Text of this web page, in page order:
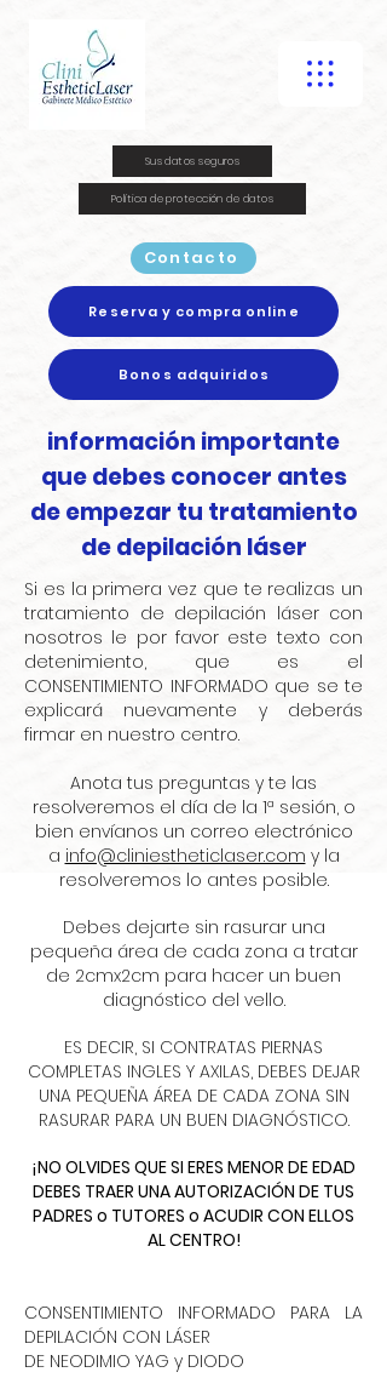
Contacto
Sus datos seguros
Política de protección de datos
Reserva y compra online
Bonos adquiridos
información importante
que debes conocer antes
de empezar tu tratamiento
de depilación láser
Si es la primera vez que te realizas un
tratamiento de depilación láser con
nosotros le por favor este texto con
detenimiento, que es el
CONSENTIMIENTO INFORMADO que se te
explicará nuevamente y deberás
firmar en nuestro centro.
Anota tus preguntas y te las
resolveremos el día de la 1ª sesión, o
bien envíanos un correo electrónico
a info@cliniestheticlaser.com y la
resolveremos lo antes posible.
​Debes dejarte sin rasurar una
pequeña área de cada zona a tratar
de 2cmx2cm para hacer un buen
diagnóstico del vello.
ES DECIR, SI CONTRATAS PIERNAS
COMPLETAS INGLES Y AXILAS, DEBES DEJAR
UNA PEQUEÑA ÁREA DE CADA ZONA SIN
RASURAR PARA UN BUEN DIAGNÓSTICO.
¡NO OLVIDES QUE SI ERES MENOR DE EDAD
DEBES TRAER UNA AUTORIZACIÓN DE TUS
PADRES o TUTORES o ACUDIR CON ELLOS
AL CENTRO!
CONSENTIMIENTO INFORMADO PARA LA
DEPILACIÓN CON LÁSER
DE NEODIMIO YAG y DIODO